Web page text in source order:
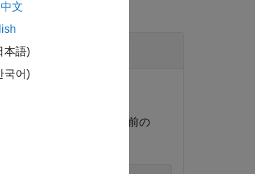
という名前の
文
本語)
국어)